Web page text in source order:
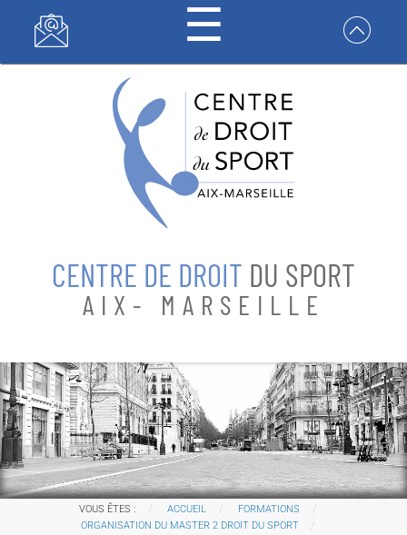
CENTRE DE
DROIT DU
FORMATIONS
CONTACT
CENTRE DE DROIT DU SPORT
AIX- MARSEILLE
VOUS ÊTES : ACCUEIL
FORMATIONS
ORGANISATION DU MASTER 2 DROIT DU SPORT
☰
Panneau de gestion des cookies